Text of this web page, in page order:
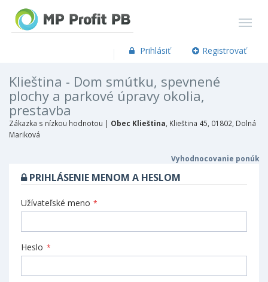
Prihlásiť Registrovať
Klieština - Dom smútku, spevnené
plochy a parkové úpravy okolia,
prestavba
Zákazka s nízkou hodnotou | Obec Klieština , Klieština 45, 01802, Dolná
Mariková
Vyhodnocovanie ponúk
PRIHLÁSENIE MENOM A HESLOM
Užívateľské meno *
Heslo *